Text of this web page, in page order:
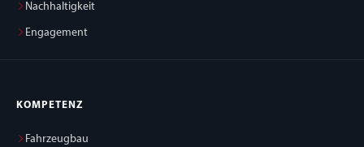
Nachhaltigkeit
Engagement
KOMPETENZ
Fahrzeugbau